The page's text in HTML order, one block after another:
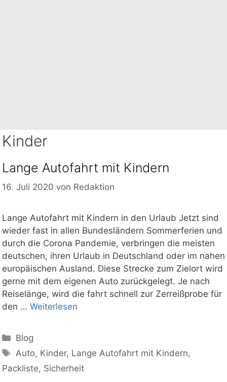
Kinder
Lange Autofahrt mit Kindern
16. Juli 2020 von Redaktion
Lange Autofahrt mit Kindern in den Urlaub Jetzt sind
wieder fast in allen Bundesländern Sommerferien und
durch die Corona Pandemie, verbringen die meisten
deutschen, ihren Urlaub in Deutschland oder im nahen
europäischen Ausland. Diese Strecke zum Zielort wird
gerne mit dem eigenen Auto zurückgelegt. Je nach
Reiselänge, wird die fahrt schnell zur Zerreißprobe für
den … Weiterlesen
Kategorien
Blog
Schlagwörter
Auto, Kinder, Lange Autofahrt mit Kindern,
Packliste, Sicherheit